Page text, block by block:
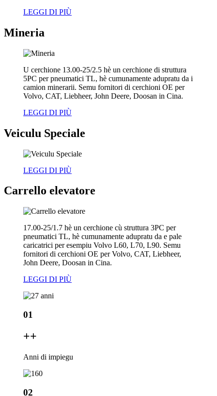
LEGGI DI PIÙ
Mineria
U cerchione 13.00-25/2.5 hè un cerchione di struttura
5PC per pneumatici TL, hè cumunamente adupratu da i
camion minerarii. Semu fornitori di cerchioni OE per
Volvo, CAT, Liebheer, John Deere, Doosan in Cina.
LEGGI DI PIÙ
Veiculu Speciale
LEGGI DI PIÙ
Carrello elevatore
17.00-25/1.7 hè un cerchione cù struttura 3PC per
pneumatici TL, hè cumunamente adupratu da e pale
caricatrici per esempiu Volvo L60, L70, L90. Semu
fornitori di cerchioni OE per Volvo, CAT, Liebheer,
John Deere, Doosan in Cina.
LEGGI DI PIÙ
01
++
Anni di impiegu
02